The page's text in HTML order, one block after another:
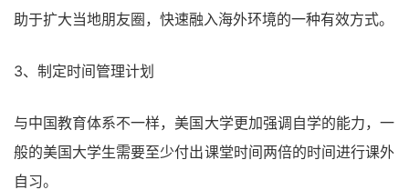
助于扩大当地朋友圈，快速融入海外环境的一种有效方式。
3、制定时间管理计划
与中国教育体系不一样，美国大学更加强调自学的能力，一
般的美国大学生需要至少付出课堂时间两倍的时间进行课外
自习。